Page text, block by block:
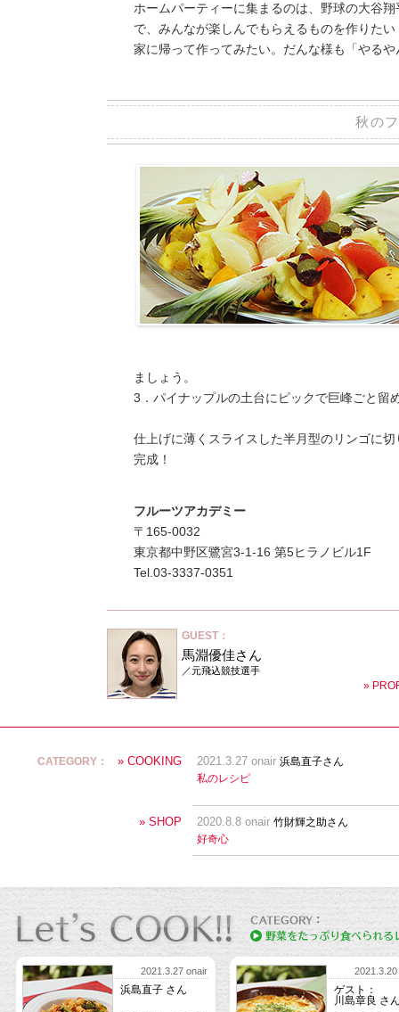
ホームパーティーに集まるのは、野球の大谷
で、みんなが楽しんでもらえるものを作りた
家に帰って作ってみたい。だんな様も「やる
秋の
ましょう。
3．パイナップルの土台にピックで巨峰ごと留
仕上げに薄くスライスした半月型のリンゴに
完成！
フルーツアカデミー
〒165-0032
東京都中野区鷺宮3-1-16 第5ヒラノビル1F
Tel.03-3337-0351
GUEST：
馬淵優佳さん
／元飛込競技選手
»
CATEGORY： » COOKING 2021.3.27 onair 浜島直子さん
私のレシピ
» SHOP 2020.8.8 onair 竹財輝之助さん
好奇心
2021.3.27 onair
浜島直子 さん
ゲスト：
川島章良 さ